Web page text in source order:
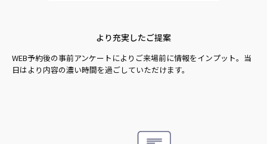
より充実したご提案
WEB予約後の事前アンケートによりご来場前に情報をインプット。当
日はより内容の濃い時間を過ごしていただけます。